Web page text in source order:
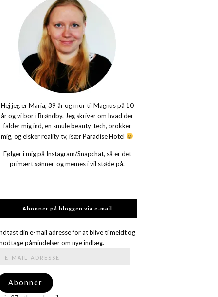
Hej jeg er Maria, 39 år og mor til Magnus på 10
år og vi bor i Brøndby. Jeg skriver om hvad der
falder mig ind, en smule beauty, tech, brokker
mig, og elsker reality tv, især Paradise Hotel
Følger i mig på Instagram/Snapchat, så er det
primært sønnen og memes i vil støde på.
Abonner på bloggen via e-mail
din e-mail adresse for at blive tilmeldt og
påmindelser om nye indlæg.
adresse
Abonnér